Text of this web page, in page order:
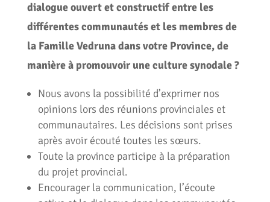
dialogue ouvert et constructif entre les
différentes communautés et les membres de
la Famille Vedruna dans votre Province, de
manière à promouvoir une culture synodale ?
Nous avons la possibilité d’exprimer nos
opinions lors des réunions provinciales et
communautaires. Les décisions sont prises
après avoir écouté toutes les sœurs.
Toute la province participe à la préparation
du projet provincial.
Encourager la communication, l’écoute